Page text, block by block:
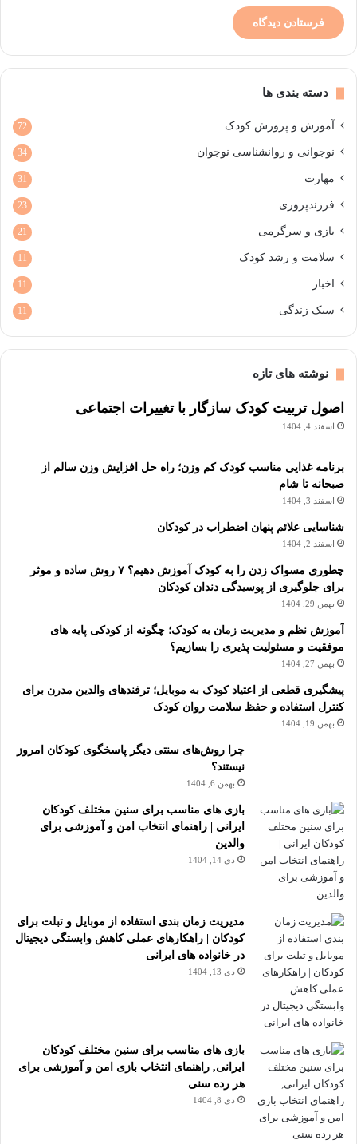
دسته بندی ها
آموزش و پرورش کودک 72
نوجوانی و روانشناسی نوجوان 34
مهارت 31
فرزندپروری 23
بازی و سرگرمی 21
سلامت و رشد کودک 11
اخبار 11
سبک زندگی 11
نوشته های تازه
اصول تربیت کودک سازگار با تغییرات اجتماعی
اسفند 4, 1404
برنامه غذایی مناسب کودک کم وزن؛ راه حل افزایش وزن سالم از
صبحانه تا شام
اسفند 3, 1404
شناسایی علائم پنهان اضطراب در کودکان
اسفند 2, 1404
چطوری مسواک زدن را به کودک آموزش دهیم؟ ۷ روش ساده و موثر
برای جلوگیری از پوسیدگی دندان کودکان
بهمن 29, 1404
آموزش نظم و مدیریت زمان به کودک؛ چگونه از کودکی پایه های
موفقیت و مسئولیت پذیری را بسازیم؟
بهمن 27, 1404
پیشگیری قطعی از اعتیاد کودک به موبایل؛ ترفندهای والدین مدرن برای
کنترل استفاده و حفظ سلامت روان کودک
بهمن 19, 1404
چرا روش‌های سنتی دیگر پاسخگوی کودکان امروز
نیستند؟
بهمن 6, 1404
بازی های مناسب برای سنین مختلف کودکان
ایرانی | راهنمای انتخاب امن و آموزشی برای
والدین
دی 14, 1404
مدیریت زمان بندی استفاده از موبایل و تبلت برای
کودکان | راهکارهای عملی کاهش وابستگی دیجیتال
در خانواده های ایرانی
دی 13, 1404
بازی های مناسب برای سنین مختلف کودکان
ایرانی, راهنمای انتخاب بازی امن و آموزشی برای
هر رده سنی
دی 8, 1404